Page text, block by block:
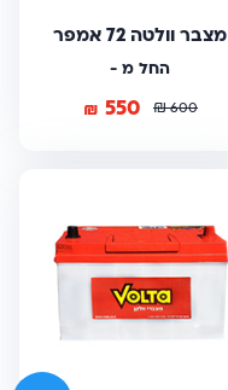
מצבר וולטה 72 אמפר
החל מ -
600
₪
550
₪